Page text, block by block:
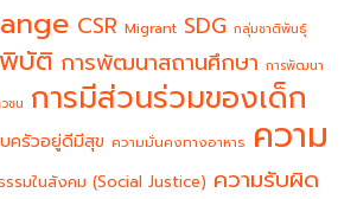
CSR Migrant SDG กลุ่มชาติพันธุ์
บัติ การพัฒนาสถานศึกษา การพัฒนา
ชน การมีส่วนร่วมของเด็ก
ครัวอยู่ดีมีสุข ความมั่นคงทางอาหาร ความ
รรมในสังคม (Social Justice) ความรับผิด